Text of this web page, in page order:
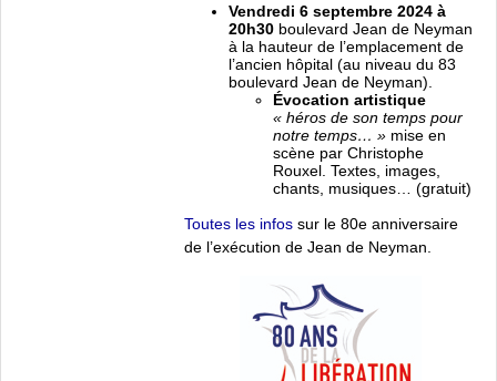
Vendredi 6 septembre 2024 à
20h30 boulevard Jean de Neyman
à la hauteur de l’emplacement de
l’ancien hôpital (au niveau du 83
boulevard Jean de Neyman).
Évocation artistique
« héros de son temps pour
notre temps… » mise en
scène par Christophe
Rouxel. Textes, images,
chants, musiques… (gratuit)
Toutes les infos sur le 80e anniversaire
de l’exécution de Jean de Neyman.